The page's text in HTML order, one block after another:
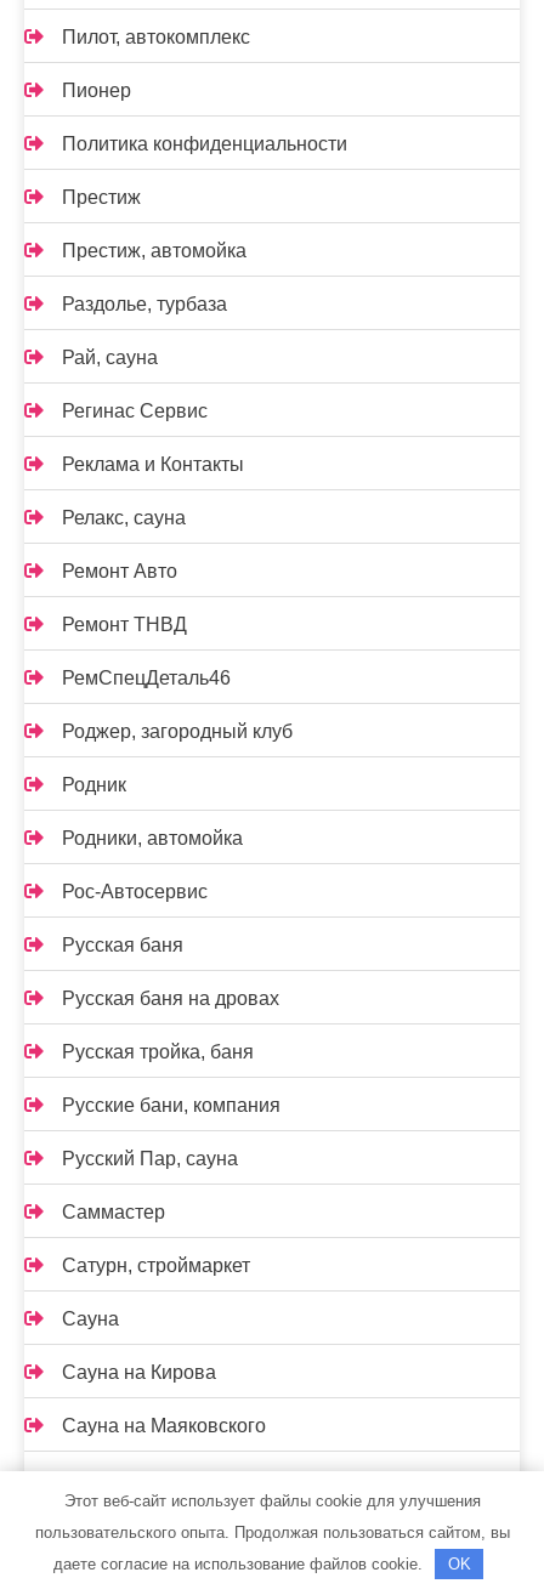
Пилот, автокомплекс
Пионер
Политика конфиденциальности
Престиж
Престиж, автомойка
Раздолье, турбаза
Рай, сауна
Регинас Сервис
Реклама и Контакты
Релакс, сауна
Ремонт Авто
Ремонт ТНВД
РемСпецДеталь46
Роджер, загородный клуб
Родник
Родники, автомойка
Рос-Автосервис
Русская баня
Русская баня на дровах
Русская тройка, баня
Русские бани, компания
Русский Пар, сауна
Саммастер
Сатурн, строймаркет
Сауна
Сауна на Кирова
Сауна на Маяковского
Сафари, гостиница
Этот веб-сайт использует файлы cookie для улучшения
пользовательского опыта. Продолжая пользоваться сайтом, вы
даете согласие на использование файлов cookie.
OK